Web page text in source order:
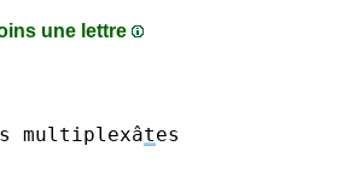
une lettre
multiplexâtes